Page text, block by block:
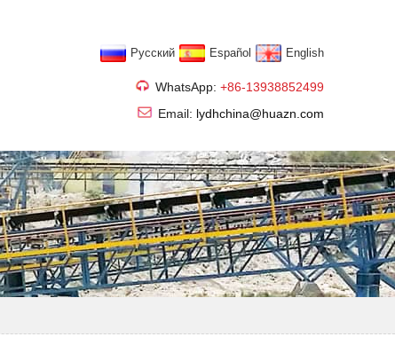
Pусский Español English
WhatsApp: +86-13938852499
Email: lydhchina@huazn.com